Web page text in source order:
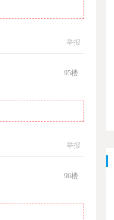
举报
95楼
举报
96楼